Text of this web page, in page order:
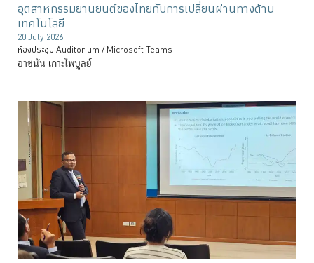
อุตสาหกรรมยานยนต์ของไทยกับการเปลี่ยนผ่านทางด้าน
เทคโนโลยี
20 July 2026
ห้องประชุม Auditorium / Microsoft Teams
อาชนัน เกาะไพบูลย์